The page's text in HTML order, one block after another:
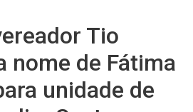
Tio
nome de Fátima
unidade de